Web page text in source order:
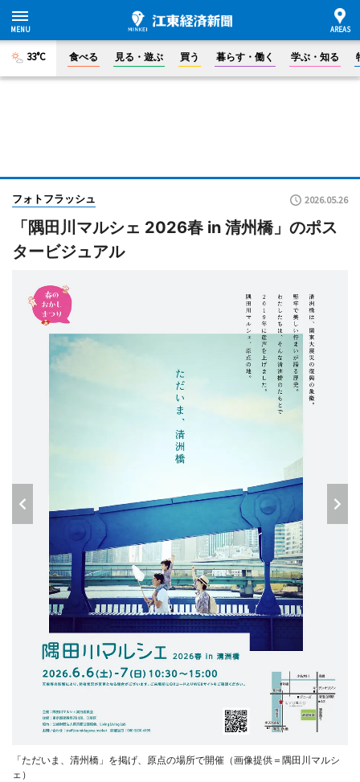
33°C 食べる 見る・遊ぶ 買う 暮らす・働く 学ぶ・知る
フォトフラッシュ 2026.05.26
「隅田川マルシェ 2026春 in 清州橋」のポス
タービジュアル
「ただいま、清州橋」を掲げ、原点の場所で開催（画像提供＝隅田川マルシ
ェ）